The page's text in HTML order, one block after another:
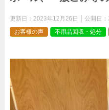
更新日： 2023年12月26日 公開日：
お客様の声
不用品回収・処分